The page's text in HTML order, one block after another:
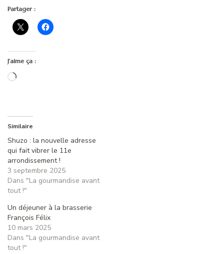
Partager :
J’aime ça :
Chargement…
Similaire
Shuzo : la nouvelle adresse
qui fait vibrer le 11e
arrondissement !
3 septembre 2025
Dans "La gourmandise avant
tout !"
Un déjeuner à la brasserie
François Félix
10 mars 2025
Dans "La gourmandise avant
tout !"